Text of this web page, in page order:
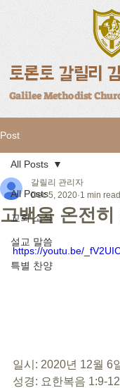
토론토 갈릴리
Galilee Methodist
Post
All Posts
교회 소식
설교 말씀
특별 찬양
All Posts
고백을 온전
갈릴리 관리자
Dec 5, 2020 1 min read
https://youtu.be/
일시: 2020년 12월 6
성경: 요한복음 1:9-12